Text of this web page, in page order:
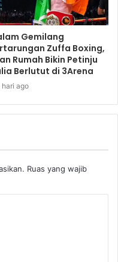
Gemilang
Zuffa Boxing,
Rumah Bikin Petinju
Berlutut di 3Arena
hari ago
Ruas yang wajib